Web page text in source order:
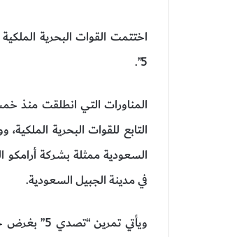
اختتمت القوات البحرية
5”.
المناورات التي انطلقت منذ
التابع للقوات البحرية
السعودية ممثلة بشركة أرامكو
في مدينة الجبيل السعودية.
ويأتي